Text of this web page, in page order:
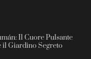
Il Cuore Pulsante
il Giardino Segreto